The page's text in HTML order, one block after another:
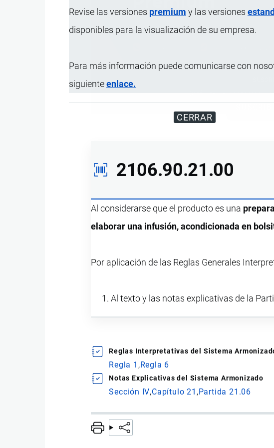
Revise las versiones premium y las versiones
disponibles para la visualización de su empresa.
Para más información puede comunicarse con
siguienteenlace.
CERRAR
Disfrute de contenido
2106.90.21.00
Al considerarse que el producto es una
elaborar una infusión, acondicionada en
Por aplicación de las Reglas Generales
Al texto y las notas explicativas de la
Reglas Interpretativas del Sistema
Regla 1 Regla 6
Notas Explicativas del Sistema Armonizado
Sección IV Capítulo 21 Partida 21.06